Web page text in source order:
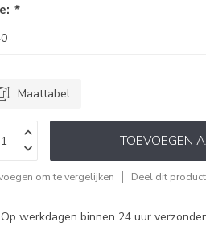
*
Maattabel
TOEVOEGEN
om te vergelijken Deel dit
Op werkdagen binnen 24 uur